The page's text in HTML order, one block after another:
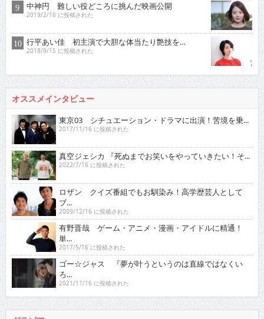
中神円 難しい役どころに挑んだ映画公開
2019/2/16 に投稿された
行平あい佳 初主演で大胆な体当たり艶技を…
2018/9/15 に投稿された
オススメインタビュー
東京03 シチュエーション・ドラマに出演！苦境を乗...
2017/11/16 に投稿された
真空ジェシカ 『死ぬまでお笑いをやっていきたい！そ...
2022/7/16 に投稿された
ロザン クイズ番組でもお馴染み！高学歴芸人として
ブ...
2009/12/16 に投稿された
有野晋哉 ゲーム・アニメ・漫画・アイドルに精通！
単...
2017/5/16 に投稿された
ゴー☆ジャス 『夢が叶うというのは直線ではなくい
ろ...
2021/11/16 に投稿された